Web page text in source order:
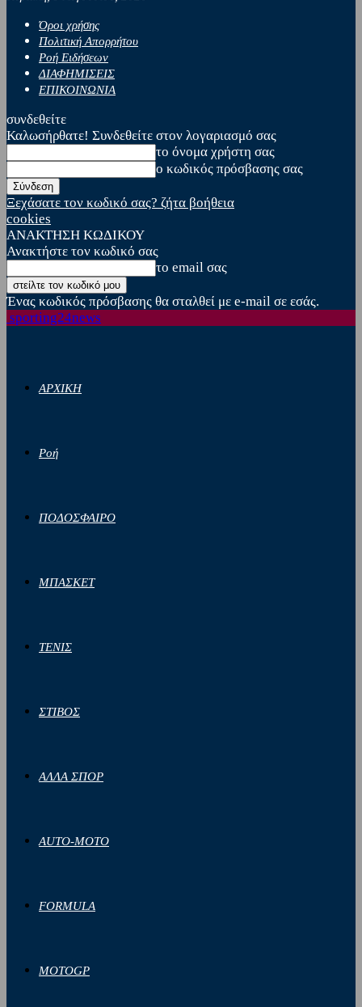
Όροι χρήσης
Πολιτική Απορρήτου
Ροή Ειδήσεων
ΔΙΑΦΗΜΙΣΕΙΣ
ΕΠΙΚΟΙΝΩΝΙΑ
συνδεθείτε
Καλωσήρθατε! Συνδεθείτε στον λογαριασμό σας
το όνομα χρήστη σας
ο κωδικός πρόσβασης σας
Ξεχάσατε τον κωδικό σας? ζήτα βοήθεια
cookies
ΑΝΑΚΤΗΣΗ ΚΩΔΙΚΟΥ
Ανακτήστε τον κωδικό σας
το email σας
Ένας κωδικός πρόσβασης θα σταλθεί με e-mail σε εσάς.
sporting24news
ΑΡΧΙΚΗ
Ροή
ΠΟΔΟΣΦΑΙΡΟ
ΜΠΑΣΚΕΤ
ΤΕΝΙΣ
ΣΤΙΒΟΣ
ΑΛΛΑ ΣΠΟΡ
AUTO-MOTO
FORMULA
MOTOGP